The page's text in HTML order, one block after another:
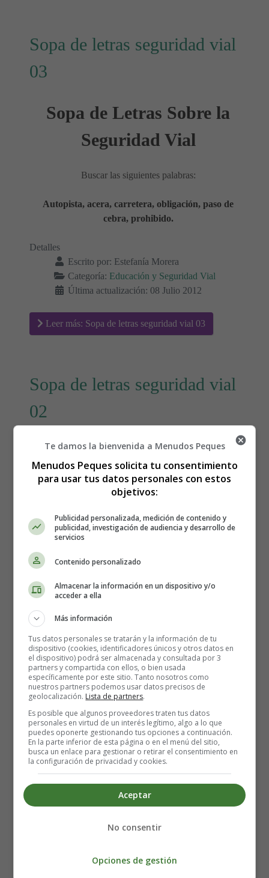
Sopa de letras seguridad vial
03
Sopa de Letras Sobre la
Seguridad Vial
Buscar las siguientes palabras:
Autopista, acera, carretera, obligación, paso de
cebra, prohibido.
Detalles
Escrito por: Estefanía Morera
Categoría: Educación y Seguridad Vial
Última actualización: 08 Julio 2012
Leer más: Sopa de letras seguridad vial 03
Sopa de letras seguridad vial
02
Sopa de Letras Sobre la
Seguridad Vial
Buscar las siguientes palabras:
Escrito por:Estefanía Morera
Categoría:
Última actualización: 08 Julio 2012
Leer más: Sopa de letras seguridad vial 02
Sopa de letras seguridad vial
01
Sopa de Letras Sobre la
Seguridad Vial
Te damos la bienvenida a Menudos Peques
Menudos Peques solicita tu consentimiento
para usar tus datos personales con estos
objetivos:
Publicidad personalizada, medición de contenido y
publicidad, investigación de audiencia y desarrollo de
servicios
Contenido personalizado
Almacenar la información en un dispositivo y/o
acceder a ella
Más información
Tus datos personales se tratarán y la información de tu
dispositivo (cookies, identificadores únicos y otros datos en
el dispositivo) podrá ser almacenada y consultada por 3
partners y compartida con ellos, o bien usada
específicamente por este sitio. Tanto nosotros como
nuestros partners podemos usar datos precisos de
geolocalización. Lista de partners.
Es posible que algunos proveedores traten tus datos
personales en virtud de un interés legítimo, algo a lo que
puedes oponerte gestionando tus opciones a continuación.
En la parte inferior de esta página o en el menú del sitio,
busca un enlace para gestionar o retirar el consentimiento en
la configuración de privacidad y cookies.
Aceptar
No consentir
Opciones de gestión